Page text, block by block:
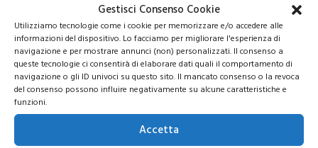
Gestisci Consenso Cookie
Utilizziamo tecnologie come i cookie per memorizzare e/o accedere alle
informazioni del dispositivo. Lo facciamo per migliorare l'esperienza di
navigazione e per mostrare annunci (non) personalizzati. Il consenso a
queste tecnologie ci consentirà di elaborare dati quali il comportamento di
navigazione o gli ID univoci su questo sito. Il mancato consenso o la revoca
del consenso possono influire negativamente su alcune caratteristiche e
funzioni.
Accetta
Azioni banche europee da mettere nel mirino nei
prossimi mesi